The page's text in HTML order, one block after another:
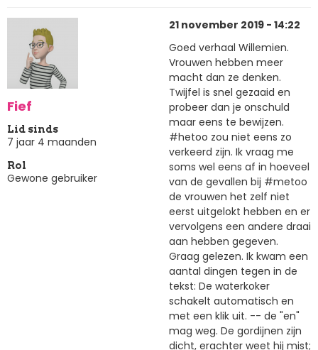
Fief
Lid sinds
7 jaar 4 maanden
Rol
Gewone gebruiker
21 november 2019 - 14:22
Goed verhaal Willemien.
Vrouwen hebben meer
macht dan ze denken.
Twijfel is snel gezaaid en
probeer dan je onschuld
maar eens te bewijzen.
#hetoo zou niet eens zo
verkeerd zijn. Ik vraag me
soms wel eens af in hoeveel
van de gevallen bij #metoo
de vrouwen het zelf niet
eerst uitgelokt hebben en er
vervolgens een andere draai
aan hebben gegeven.
Graag gelezen. Ik kwam een
aantal dingen tegen in de
tekst: De waterkoker
schakelt automatisch en
met een klik uit. -- de "en"
mag weg. De gordijnen zijn
dicht, erachter weet hij mist;